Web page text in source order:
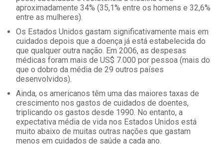
aproximadamente 34% (35,1% entre os homens e 32,6%
entre as mulheres).
Os Estados Unidos gastam significativamente mais em
cuidados depois que a doença já está estabelecida do
que qualquer outra nação. Em 2006, as despesas
médicas foram mais de US$ 7.000 por pessoa (mais do
que o dobro da média de 29 outros países
desenvolvidos).
Ainda, os americanos têm uma das maiores taxas de
crescimento nos gastos de cuidados de doentes,
triplicando os gastos desde 1990. No entanto, a
expectativa média de vida nos Estados Unidos está
muito abaixo de muitas outras nações que gastam
menos em cuidados de saúde a cada ano.